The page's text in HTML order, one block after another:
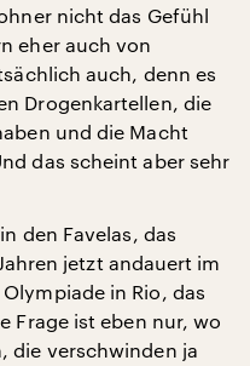
nicht das Gefühl
eher auch von
auch, denn es
Drogenkartellen, die
und die Macht
das scheint aber sehr
den Favelas, das
jetzt andauert im
in Rio, das
Frage ist eben nur, wo
die verschwinden ja